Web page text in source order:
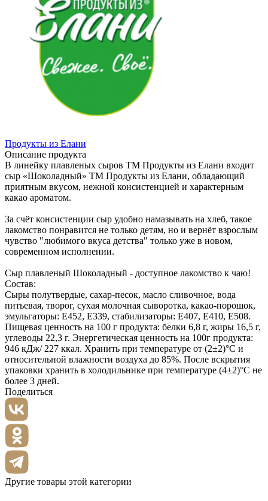
Продукты из Елани
Описание продукта
В линейку плавленых сыров ТМ Продукты из Елани входит
сыр «Шоколадный» ТМ Продукты из Елани, обладающий
приятным вкусом, нежной консистенцией и характерным
какао ароматом.
За счёт консистенции сыр удобно намазывать на хлеб, такое
лакомство понравится не только детям, но и вернёт взрослым
чувство "любимого вкуса детства" только уже в новом,
современном исполнении.
Сыр плавленый Шоколадный - доступное лакомство к чаю!
Состав:
Сыры полутвердые, сахар-песок, масло сливочное, вода
питьевая, творог, сухая молочная сыворотка, какао-порошок,
эмульгаторы: E452, E339, стабилизаторы: E407, E410, E508.
Пищевая ценность на 100 г продукта: белки 6,8 г, жиры 16,5 г,
углеводы 22,3 г. Энергетическая ценность на 100г продукта:
946 кДж/ 227 ккал. Хранить при температуре от (2±2)°С и
относительной влажности воздуха до 85%. После вскрытия
упаковки хранить в холодильнике при температуре (4±2)°С не
более 3 дней.
Поделиться
Другие товары этой категории